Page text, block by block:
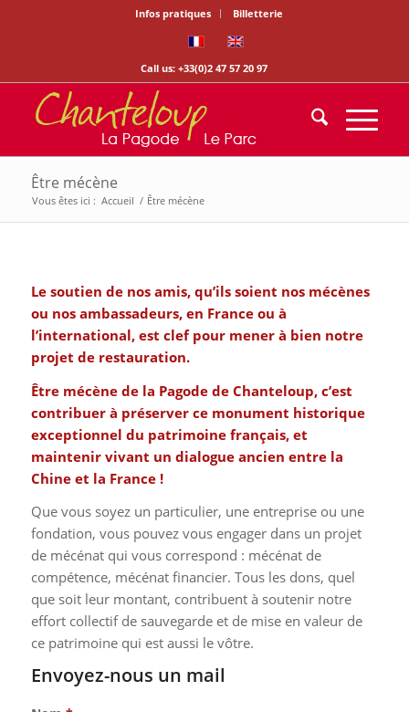
Infos pratiques Billetterie
Call us: +33(0)2 47 57 20 97
Être mécène
Vous êtes ici : Accueil / Être mécène
Le soutien de nos amis, qu’ils soient nos mécènes
ou nos ambassadeurs, en France ou à
l’international, est clef pour mener à bien notre
projet de restauration.
Être mécène de la Pagode de Chanteloup, c’est
contribuer à préserver ce monument historique
exceptionnel du patrimoine français, et
maintenir vivant un dialogue ancien entre la
Chine et la France !
Que vous soyez un particulier, une entreprise ou une
fondation, vous pouvez vous engager dans un projet
de mécénat qui vous correspond : mécénat de
compétence, mécénat financier. Tous les dons, quel
que soit leur montant, contribuent à soutenir notre
effort collectif de sauvegarde et de mise en valeur de
ce patrimoine qui est aussi le vôtre.
Envoyez-nous un mail